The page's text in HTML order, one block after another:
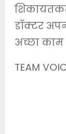
डॉक्टर
अच्छा
TEAM